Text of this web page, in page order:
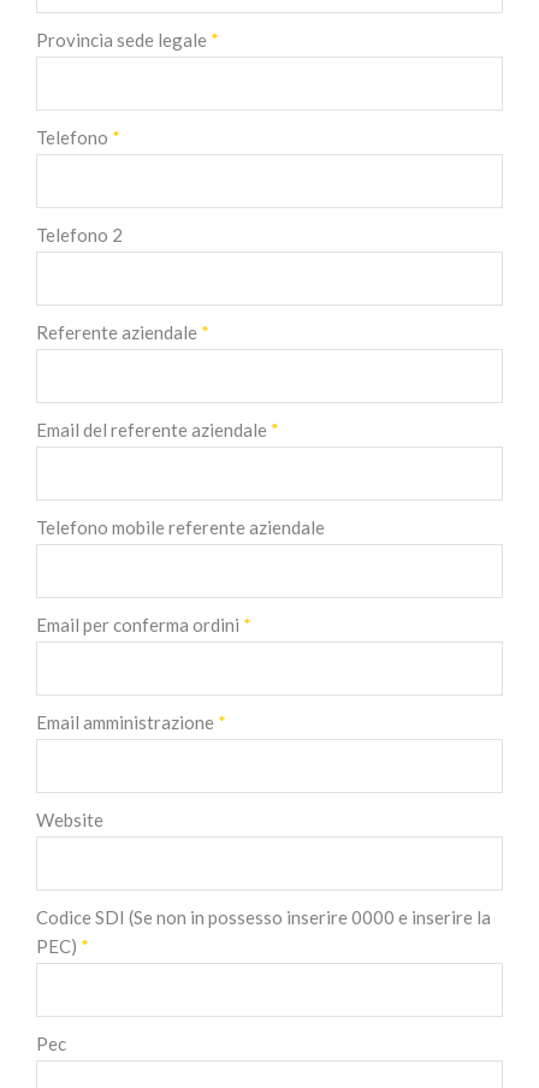
Provincia sede legale *
Telefono *
Telefono 2
Referente aziendale *
Email del referente aziendale *
Telefono mobile referente aziendale
Email per conferma ordini *
Email amministrazione *
Website
Codice SDI (Se non in possesso inserire 0000 e inserire la
PEC) *
Pec